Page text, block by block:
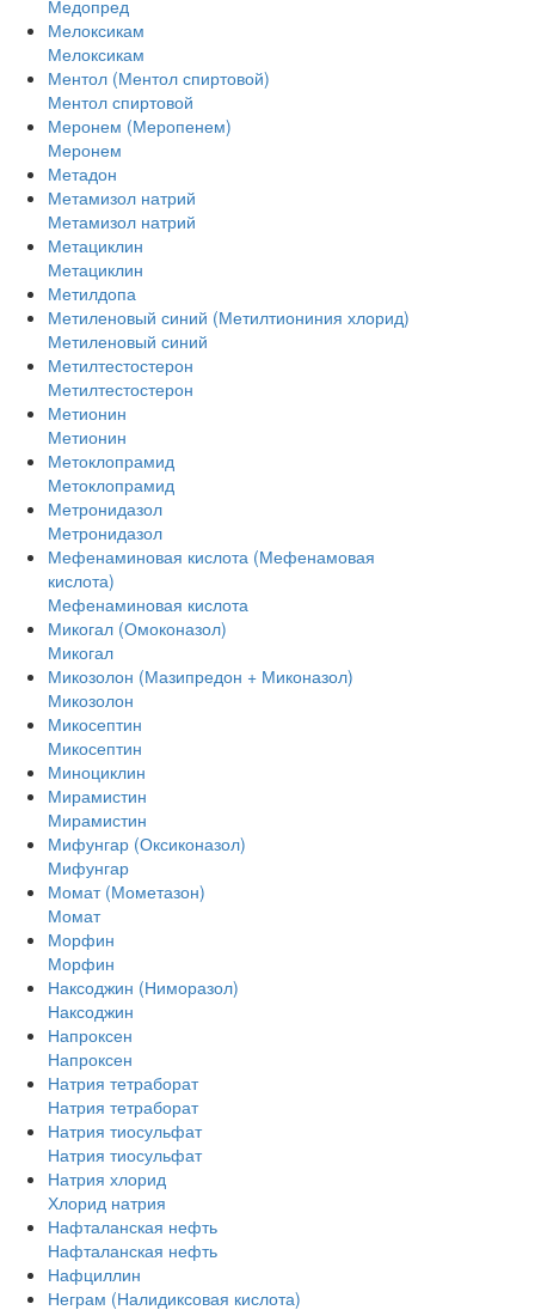
Медопред
Мелоксикам
Мелоксикам
Ментол (Ментол спиртовой)
Ментол спиртовой
Меронем (Меропенем)
Меронем
Метадон
Метамизол натрий
Метамизол натрий
Метациклин
Метациклин
Метилдопа
Метиленовый синий (Метилтиониния хлорид)
Метиленовый синий
Метилтестостерон
Метилтестостерон
Метионин
Метионин
Метоклопрамид
Метоклопрамид
Метронидазол
Метронидазол
Мефенаминовая кислота (Мефенамовая
кислота)
Мефенаминовая кислота
Микогал (Омоконазол)
Микогал
Микозолон (Мазипредон + Миконазол)
Микозолон
Микосептин
Микосептин
Миноциклин
Мирамистин
Мирамистин
Мифунгар (Оксиконазол)
Мифунгар
Момат (Мометазон)
Момат
Морфин
Морфин
Наксоджин (Ниморазол)
Наксоджин
Напроксен
Напроксен
Натрия тетраборат
Натрия тетраборат
Натрия тиосульфат
Натрия тиосульфат
Натрия хлорид
Хлорид натрия
Нафталанская нефть
Нафталанская нефть
Нафциллин
Неграм (Налидиксовая кислота)